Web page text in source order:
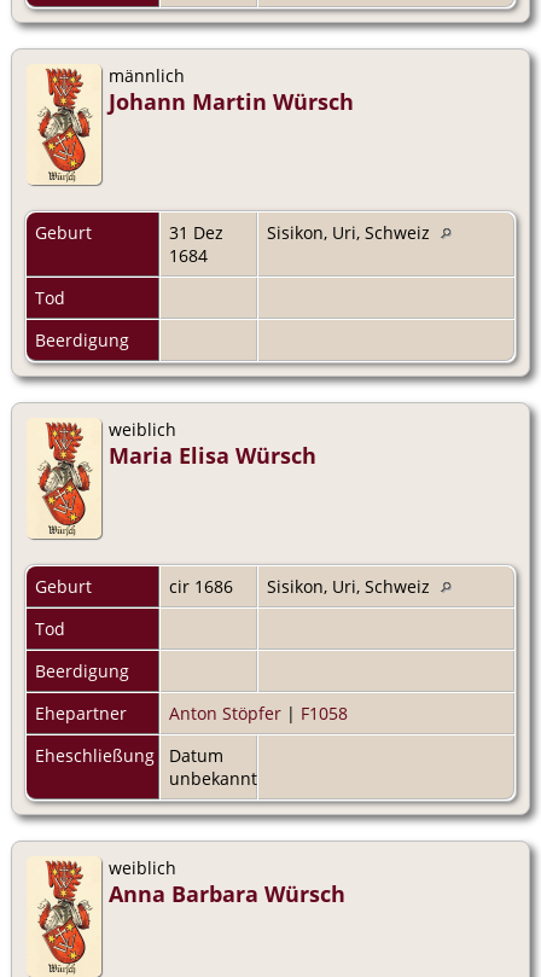
männlich
Johann Martin Würsch
Geburt
31 Dez
1684
Sisikon, Uri, Schweiz
Tod
Beerdigung
weiblich
Maria Elisa Würsch
Geburt cir 1686
Sisikon, Uri, Schweiz
Tod
Beerdigung
Ehepartner
Anton Stöpfer | F1058
Eheschließung
Datum
unbekannt
weiblich
Anna Barbara Würsch